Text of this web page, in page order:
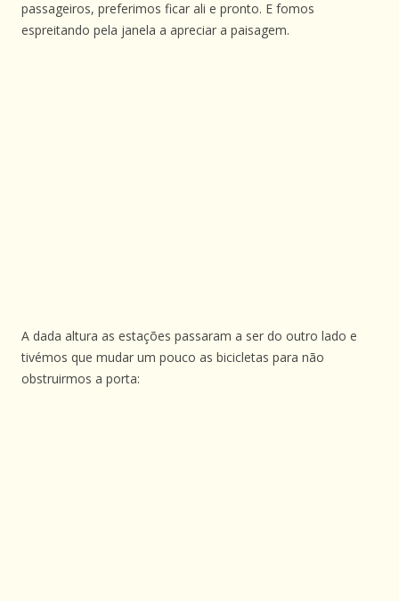
passageiros, preferimos ficar ali e pronto. E fomos
espreitando pela janela a apreciar a paisagem.
A dada altura as estações passaram a ser do outro lado e
tivémos que mudar um pouco as bicicletas para não
obstruirmos a porta: